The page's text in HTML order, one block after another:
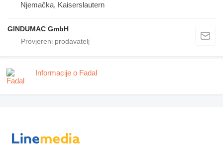
Njemačka, Kaiserslautern
GINDUMAC GmbH
Informacije o Fadal